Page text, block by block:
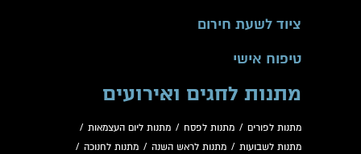
ציוד לשעת חירום
טיפוח אישי
מתנות לחגים ואירועים
מתנות לפורים / מתנות לפסח / מתנות ליום העצמאות /
מתנות לשבועות / מתנות לראש השנה / מתנות לחנוכה /